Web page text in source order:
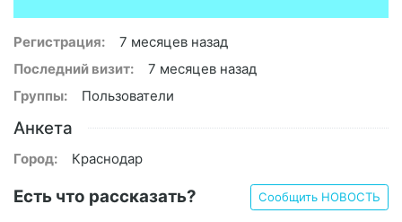
Регистрация:
7 месяцев назад
Последний визит:
7 месяцев назад
Группы:
Пользователи
Анкета
Город: Краснодар
Есть что рассказать? Сообщить НОВОСТЬ